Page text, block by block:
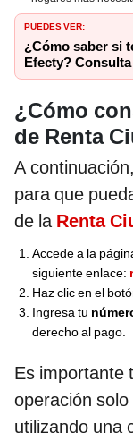
PUEDES VER:
¿Cómo saber si
Efecty?
¿Cómo
de Renta
A
para que
de la Renta
Accede a la
siguiente enlace:
Haz clic en el
Ingresa tu
derecho al pago.
Es importante
operación
utilizando una